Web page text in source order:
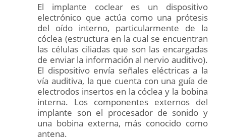
El implante coclear es un dispositivo
electrónico que actúa como una prótesis
del oído interno, particularmente de la
cóclea (estructura en la cual se encuentran
las células ciliadas que son las encargadas
de enviar la información al nervio auditivo).
El dispositivo envía señales eléctricas a la
vía auditiva, la que cuenta con una guía de
electrodos insertos en la cóclea y la bobina
interna. Los componentes externos del
implante son el procesador de sonido y
una bobina externa, más conocido como
antena.